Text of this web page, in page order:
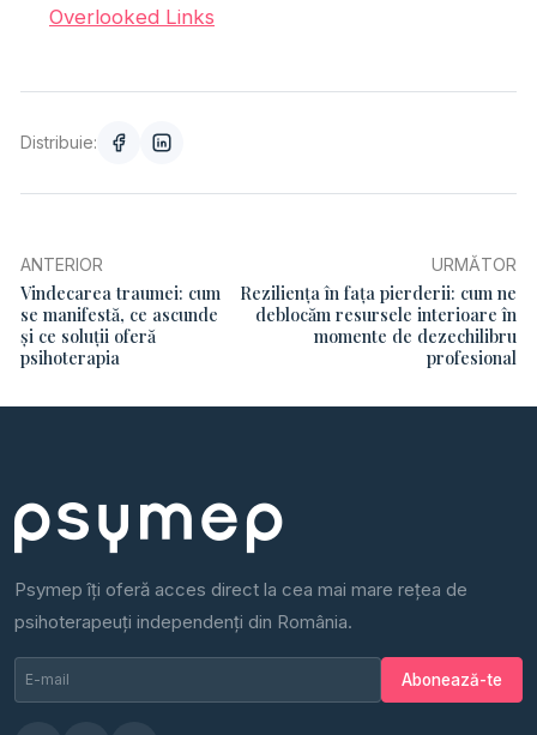
Overlooked Links
Distribuie:
ANTERIOR
Vindecarea traumei: cum
se manifestă, ce ascunde
și ce soluții oferă
psihoterapia
URMĂTOR
Reziliența în fața pierderii: cum ne
deblocăm resursele interioare în
momente de dezechilibru
profesional
Psymep îți oferă acces direct la cea mai mare rețea de
psihoterapeuți independenți din România.
Email newsletter
Nu completa Abonează-te